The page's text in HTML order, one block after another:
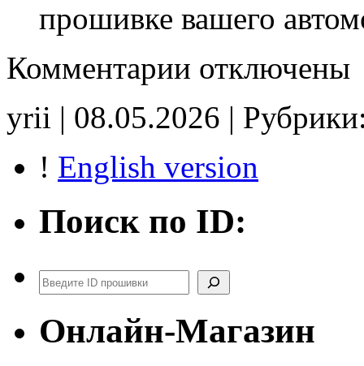
прошивке вашего
Комментарии записи
E2
noCHK
отключены
yrii | 08.05.2026 |
! English version
Поиск по ID:
Поиск
Онлайн-Магазин